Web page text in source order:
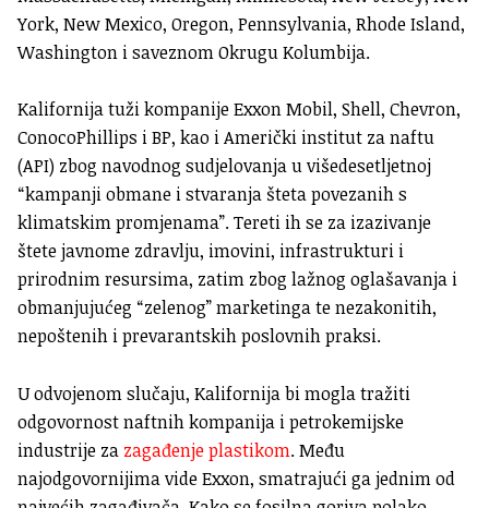
York, New Mexico, Oregon, Pennsylvania, Rhode Island,
Washington i saveznom Okrugu Kolumbija.
Kalifornija tuži kompanije Exxon Mobil, Shell, Chevron,
ConocoPhillips i BP, kao i Američki institut za naftu
(API) zbog navodnog sudjelovanja u višedesetljetnoj
“kampanji obmane i stvaranja šteta povezanih s
klimatskim promjenama”. Tereti ih se za izazivanje
štete javnome zdravlju, imovini, infrastrukturi i
prirodnim resursima, zatim zbog lažnog oglašavanja i
obmanjujućeg “zelenog” marketinga te nezakonitih,
nepoštenih i prevarantskih poslovnih praksi.
U odvojenom slučaju, Kalifornija bi mogla tražiti
odgovornost naftnih kompanija i petrokemijske
industrije za zagađenje plastikom. Među
najodgovornijima vide Exxon, smatrajući ga jednim od